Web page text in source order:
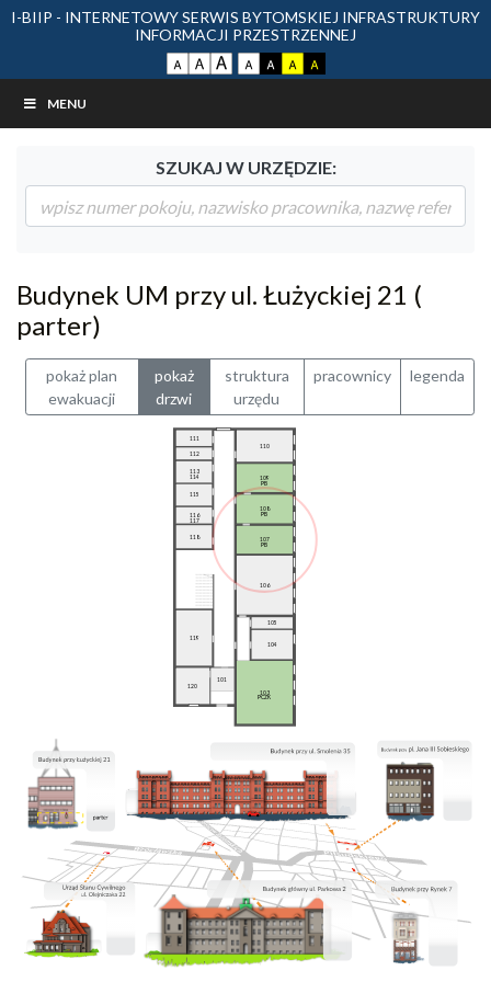
I-BIIP - INTERNETOWY SERWIS BYTOMSKIEJ INFRASTRUKTURY
INFORMACJI PRZESTRZENNEJ
MENU
SZUKAJ W URZĘDZIE:
Budynek UM przy ul. Łużyckiej 21 (
parter)
pokaż plan
ewakuacji
pokaż
drzwi
struktura
urzędu
pracownicy legenda
101
103
PCZK
104
105
106
108
PB
109
PB
110
111
112
113
114
115
116
117
118
119
120
107
PB